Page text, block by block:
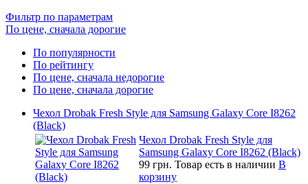
Фильтр по параметрам
По цене, сначала дорогие
По популярности
По рейтингу
По цене, сначала недорогие
По цене, сначала дорогие
Чехол Drobak Fresh Style для Samsung Galaxy Core I8262
(Black)
Чехол Drobak Fresh Style для
Samsung Galaxy Core I8262 (Black)
99 грн. Товар есть в наличии В
корзину